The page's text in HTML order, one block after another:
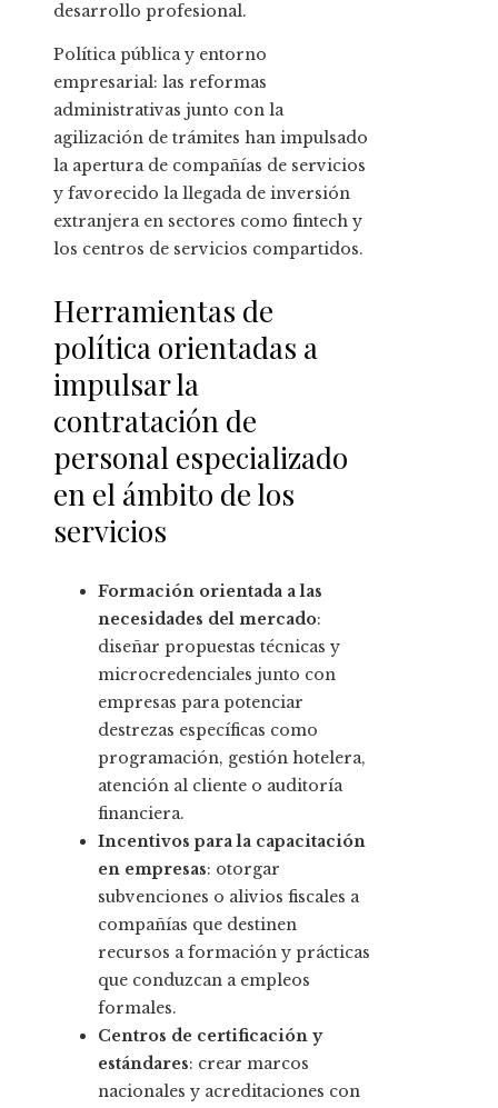
desarrollo profesional.
Política pública y entorno
empresarial: las reformas
administrativas junto con la
agilización de trámites han impulsado
la apertura de compañías de servicios
y favorecido la llegada de inversión
extranjera en sectores como fintech y
los centros de servicios compartidos.
Herramientas de
política orientadas a
impulsar la
contratación de
personal especializado
en el ámbito de los
servicios
Formación orientada a las
necesidades del mercado:
diseñar propuestas técnicas y
microcredenciales junto con
empresas para potenciar
destrezas específicas como
programación, gestión hotelera,
atención al cliente o auditoría
financiera.
Incentivos para la capacitación
en empresas: otorgar
subvenciones o alivios fiscales a
compañías que destinen
recursos a formación y prácticas
que conduzcan a empleos
formales.
Centros de certificación y
estándares: crear marcos
nacionales y acreditaciones con